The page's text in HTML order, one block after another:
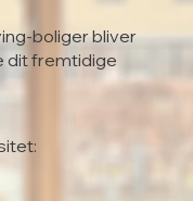
boliger bliver
dit fremtidige